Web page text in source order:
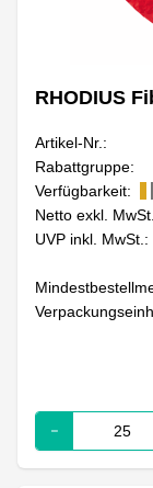
RHODIUS
Artikel-Nr.:
Rabattgruppe:
Verfügbarkeit:
Netto exkl.
UVP inkl. MwSt.: